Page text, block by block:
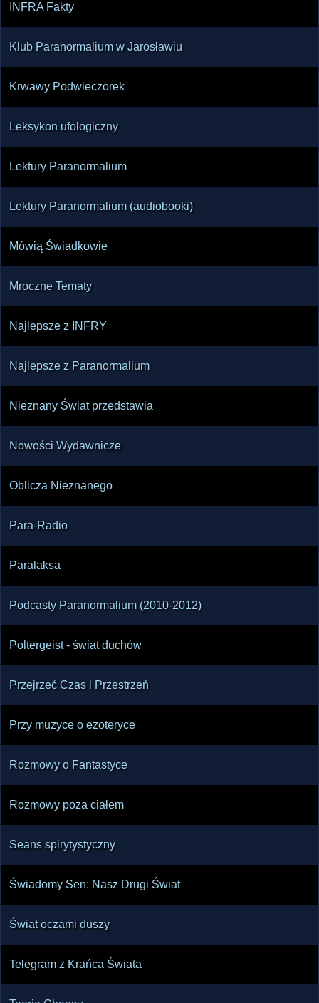
INFRA Fakty
Klub Paranormalium w Jarosławiu
Krwawy Podwieczorek
Leksykon ufologiczny
Lektury Paranormalium
Lektury Paranormalium (audiobooki)
Mówią Świadkowie
Mroczne Tematy
Najlepsze z INFRY
Najlepsze z Paranormalium
Nieznany Świat przedstawia
Nowości Wydawnicze
Oblicza Nieznanego
Para-Radio
Paralaksa
Podcasty Paranormalium (2010-2012)
Poltergeist - świat duchów
Przejrzeć Czas i Przestrzeń
Przy muzyce o ezoteryce
Rozmowy o Fantastyce
Rozmowy poza ciałem
Seans spirytystyczny
Świadomy Sen: Nasz Drugi Świat
Świat oczami duszy
Telegram z Krańca Świata